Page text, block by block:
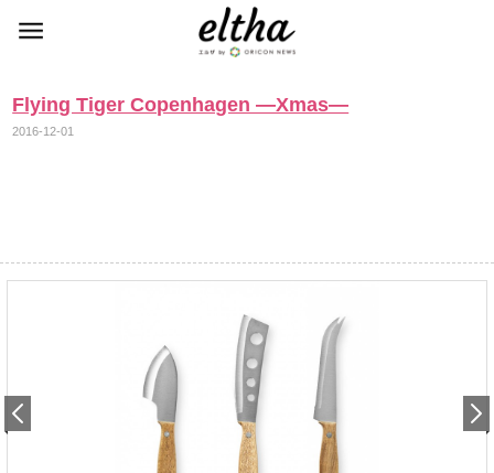
Flying Tiger Copenhagen ―Xmas―
2016-12-01